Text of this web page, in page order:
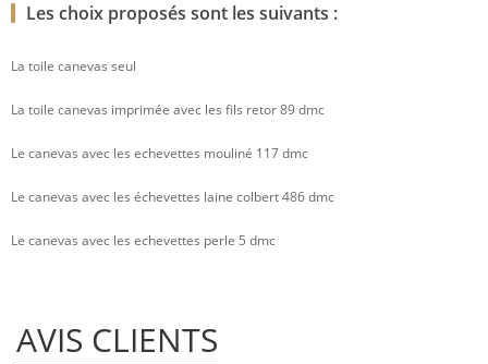
Les choix proposés sont les suivants :
La toile canevas seul
La toile canevas imprimée avec les fils retor 89 dmc
Le canevas avec les echevettes mouliné 117 dmc
Le canevas avec les échevettes laine colbert 486 dmc
Le canevas avec les echevettes perle 5 dmc
AVIS CLIENTS